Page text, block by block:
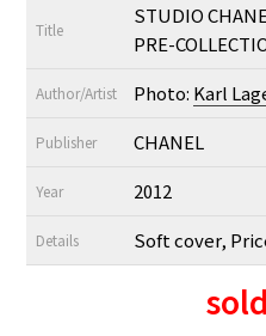
Title
STUDIO
PRE-
Author/Artist Photo: Karl
Publisher CHANEL
Year 2012
Details Soft cover,